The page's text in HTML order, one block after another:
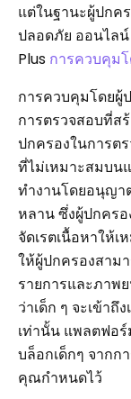
แต่ในฐานะผู้ปกค
ปลอดภัย ออนไล
Plus การควบคุม
การควบคุมโดยผู้
การตรวจสอบที่ส
ปกครองในการต
ที่ไม่เหมาะสมบน
ทำงานโดยอนุญา
หลาน ซึ่งผู้ปกคร
จัดเรตเนื้อหาให้
ให้ผู้ปกครองสาม
รายการและภาพ
ว่าเด็ก ๆ จะเข้า
เท่านั้น แพลตฟอ
บล็อกเด็กๆ จาก
คุณกำหนดไว้